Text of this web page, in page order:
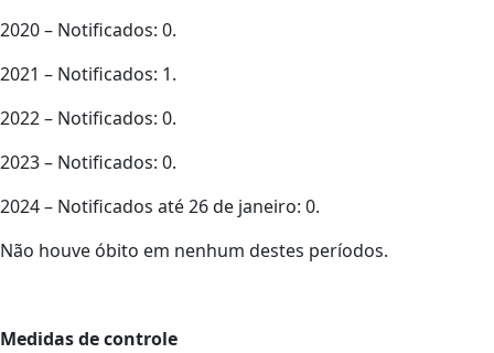
2020 – Notificados: 0.
2021 – Notificados: 1.
2022 – Notificados: 0.
2023 – Notificados: 0.
2024 – Notificados até 26 de janeiro: 0.
Não houve óbito em nenhum destes períodos.
Medidas de controle